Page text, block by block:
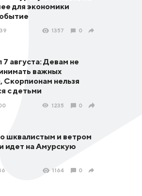
для экономики
1357 0
7 августа: Девам не
важных
Скорпионам нельзя
с детьми
1235 0
шквалистым и ветром
идет на Амурскую
1164 0